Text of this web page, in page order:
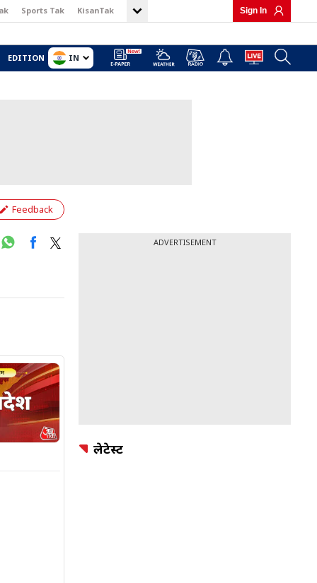
Sports Tak KisanTak Sign In
EDITION IN
Feedback
ADVERTISEMENT
लेटेस्ट